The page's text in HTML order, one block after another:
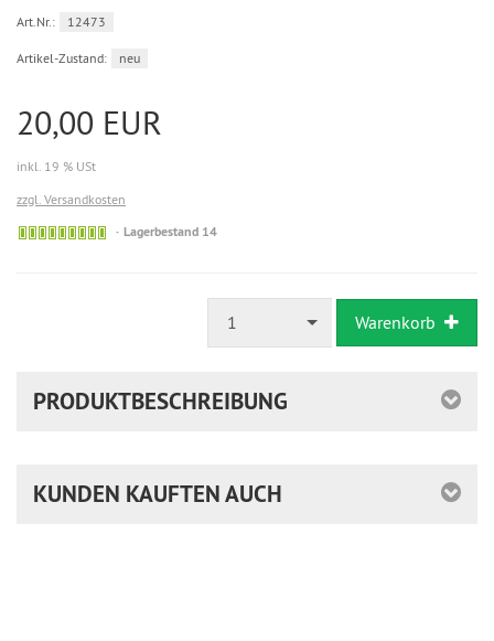
Art.Nr.: 12473
Artikel-Zustand: neu
20,00 EUR
inkl. 19 % USt
zzgl. Versandkosten
Lagerbestand 14
1 Warenkorb
PRODUKTBESCHREIBUNG
KUNDEN KAUFTEN AUCH